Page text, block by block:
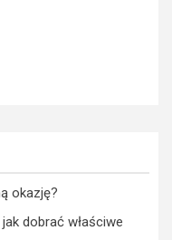
okazję?
dobrać właściwe